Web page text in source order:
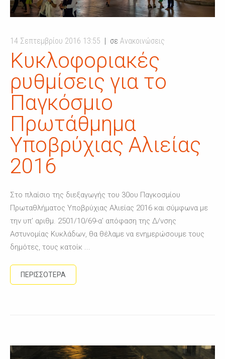
14 Σεπτεμβρίου 2016 13:55 σε Ανακοινώσεις
Κυκλοφοριακές
ρυθμίσεις για το
Παγκόσμιο
Πρωτάθμημα
Υποβρύχιας Αλιείας
2016
Στο πλαίσιο της διεξαγωγής του 30ου Παγκοσμίου
Πρωταθλήματος Υποβρύχιας Αλιείας 2016 και σύμφωνα με
την υπ’ αριθμ. 2501/10/69-α’ απόφαση της Δ/νσης
Αστυνομίας Κυκλάδων, θα θέλαμε να ενημερώσουμε τους
δημότες, τους κατοίκ ...
ΠΕΡΙΣΣΟΤΕΡΑ